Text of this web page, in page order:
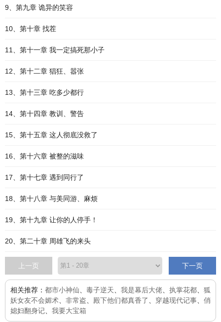
9、第九章 诡异的笑容
10、第十章 找茬
11、第十一章 我一定搞死那小子
12、第十二章 猖狂、嚣张
13、第十三章 吃多少都行
14、第十四章 教训、警告
15、第十五章 这人彻底没救了
16、第十六章 被整的滋味
17、第十七章 遇到同行了
18、第十八章 与美同游、麻烦
19、第十九章 让你的人停手！
20、第二十章 周雄飞的来头
上一页 下一页
相关推荐： 都市小神仙 毒子逆天 我是幕后大佬 执掌花都
狐
妖女友不会媚术
非常盗 殿下他们都真香了 穿越现代记事
俏
媳妇翻身记
我要大宝箱